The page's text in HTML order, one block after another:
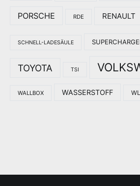
PORSCHE RDE RENAULT
SCHNELL-LADESÄULE
TOYOTA TSI
WALLBOX WASSERSTOFF